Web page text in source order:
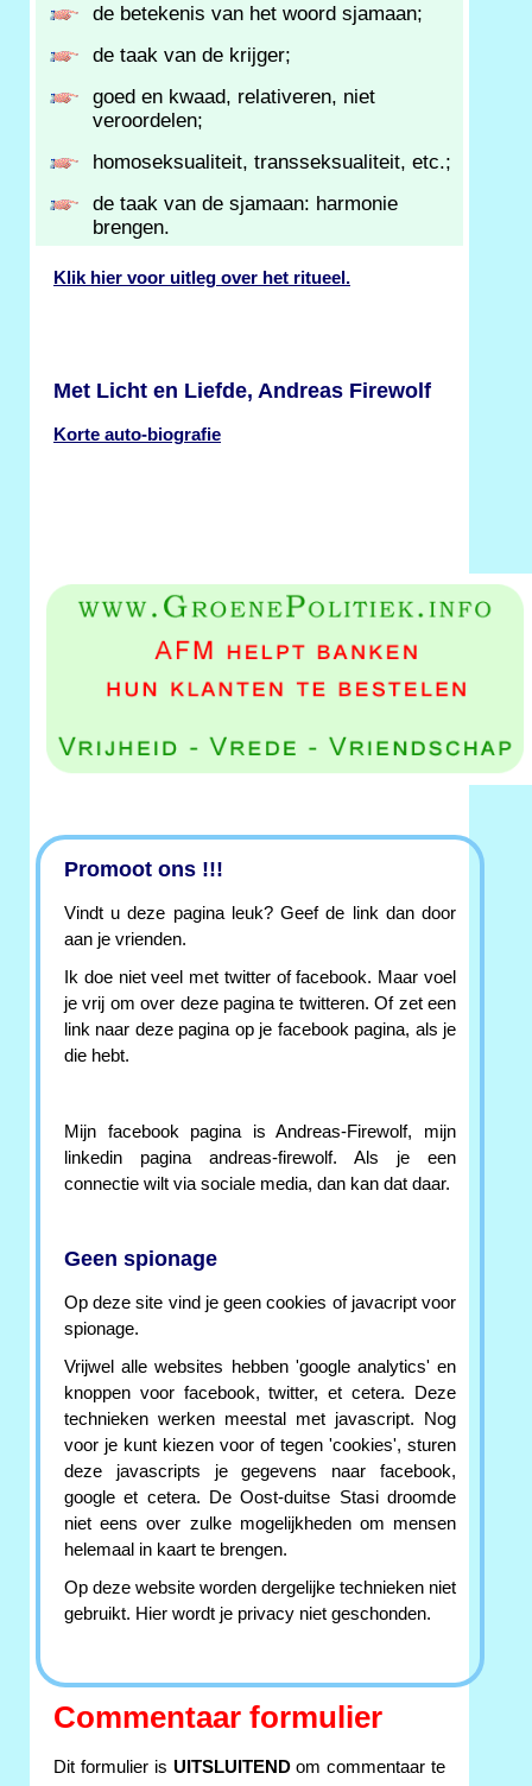
de betekenis van het woord sjamaan;
de taak van de krijger;
goed en kwaad, relativeren, niet
veroordelen;
homoseksualiteit, transseksualiteit, etc.;
de taak van de sjamaan: harmonie
brengen.
Klik hier voor uitleg over het ritueel.
Met Licht en Liefde, Andreas Firewolf
Korte auto-biografie
Promoot ons !!!
Vindt u deze pagina leuk? Geef de link dan door
aan je vrienden.
Ik doe niet veel met twitter of facebook. Maar voel
je vrij om over deze pagina te twitteren. Of zet een
link naar deze pagina op je facebook pagina, als je
die hebt.
Mijn facebook pagina is Andreas-Firewolf, mijn
linkedin pagina andreas-firewolf. Als je een
connectie wilt via sociale media, dan kan dat daar.
Geen spionage
Op deze site vind je geen cookies of javacript voor
spionage.
Vrijwel alle websites hebben 'google analytics' en
knoppen voor facebook, twitter, et cetera. Deze
technieken werken meestal met javascript. Nog
voor je kunt kiezen voor of tegen 'cookies', sturen
deze javascripts je gegevens naar facebook,
google et cetera. De Oost-duitse Stasi droomde
niet eens over zulke mogelijkheden om mensen
helemaal in kaart te brengen.
Op deze website worden dergelijke technieken niet
gebruikt. Hier wordt je privacy niet geschonden.
Commentaar formulier
Dit formulier is UITSLUITENDom commentaar te